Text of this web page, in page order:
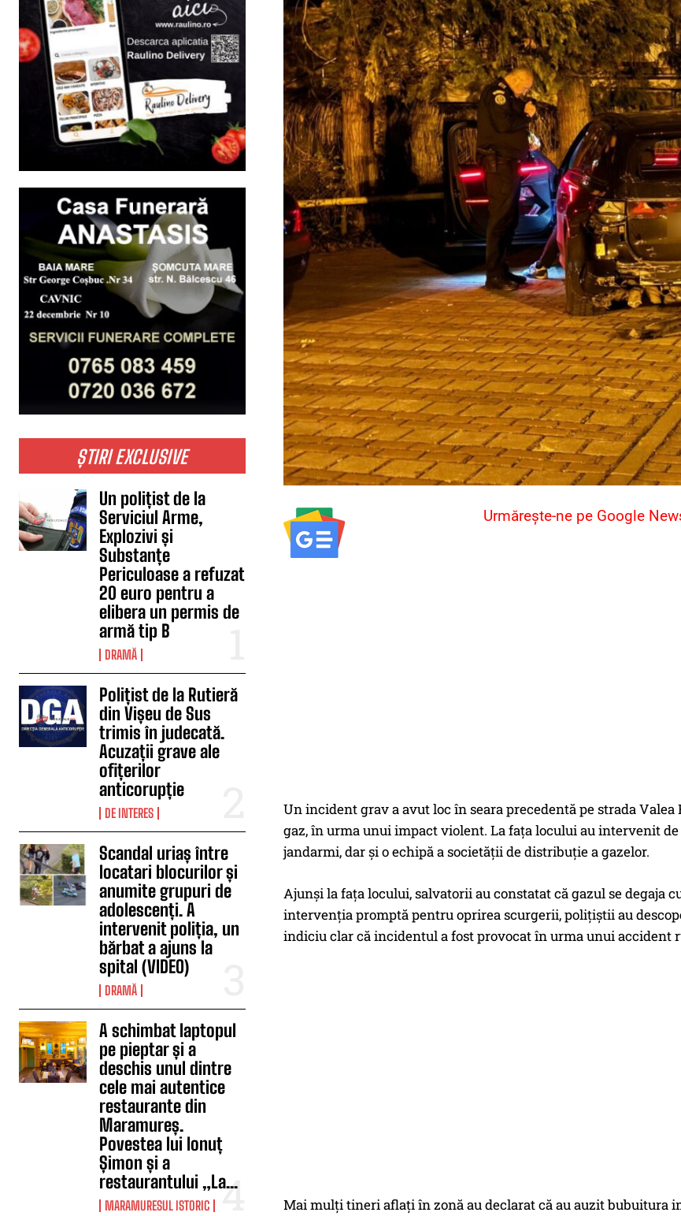
ȘTIRI EXCLUSIVE
Un polițist de la
Serviciul Arme,
Explozivi și
Substanțe
Periculoase a refuzat
20 euro pentru a
elibera un permis de
armă tip B
DRAMĂ
Polițist de la Rutieră
din Vișeu de Sus
trimis în judecată.
Acuzații grave ale
ofițerilor
anticorupție
DE INTERES
Scandal uriaș între
locatari blocurilor și
anumite grupuri de
adolescenți. A
intervenit poliția, un
bărbat a ajuns la
spital (VIDEO)
DRAMĂ
A schimbat laptopul
pe pieptar și a
deschis unul dintre
cele mai autentice
restaurante din
Maramureș.
Povestea lui Ionuț
Șimon și a
restaurantului „La...
MARAMURESUL ISTORIC
Urmărește-ne pe Google
Un incident grav a avut loc în seara precedentă pe strada Valea
gaz, în urma unui impact violent. La fața locului au intervenit
jandarmi, dar și o echipă a societății de distribuție a gazelor.
Ajunși la fața locului, salvatorii au constatat că gazul se degaja
intervenția promptă pentru oprirea scurgerii, polițiștii au
indiciu clar că incidentul a fost provocat în urma unui accident
Mai mulți tineri aflați în zonă au declarat că au auzit bubuitura